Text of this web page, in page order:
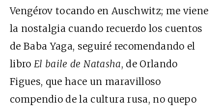
Vengérov tocando en Auschwitz; me viene
la nostalgia cuando recuerdo los cuentos
de Baba Yaga, seguiré recomendando el
libroEl baile de Natasha, de Orlando
Figues, que hace un maravilloso
compendio de la cultura rusa, no quepo